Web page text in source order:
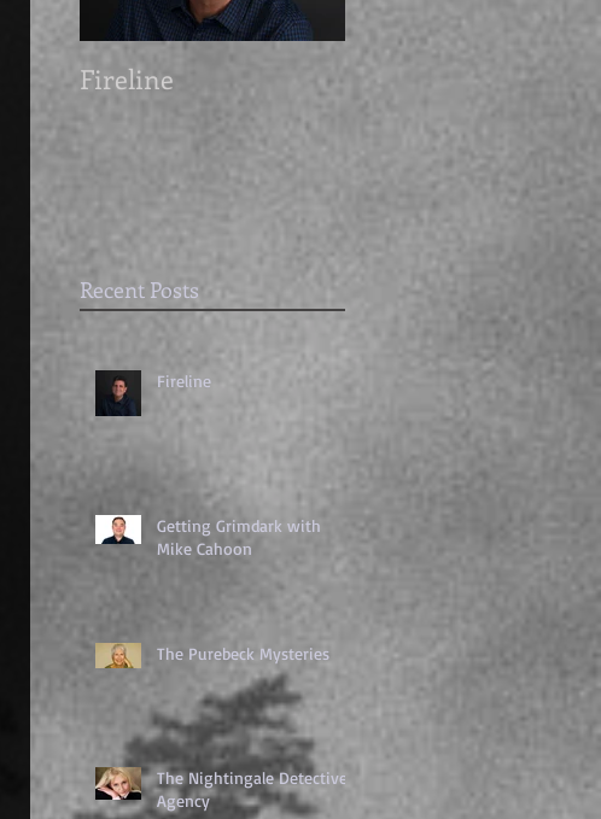
Fireline
Getting Grimdark
with Mike Cahoon
Recent Posts
Fireline
Getting Grimdark with
Mike Cahoon
The Purebeck Mysteries
The Nightingale Detective
Agency